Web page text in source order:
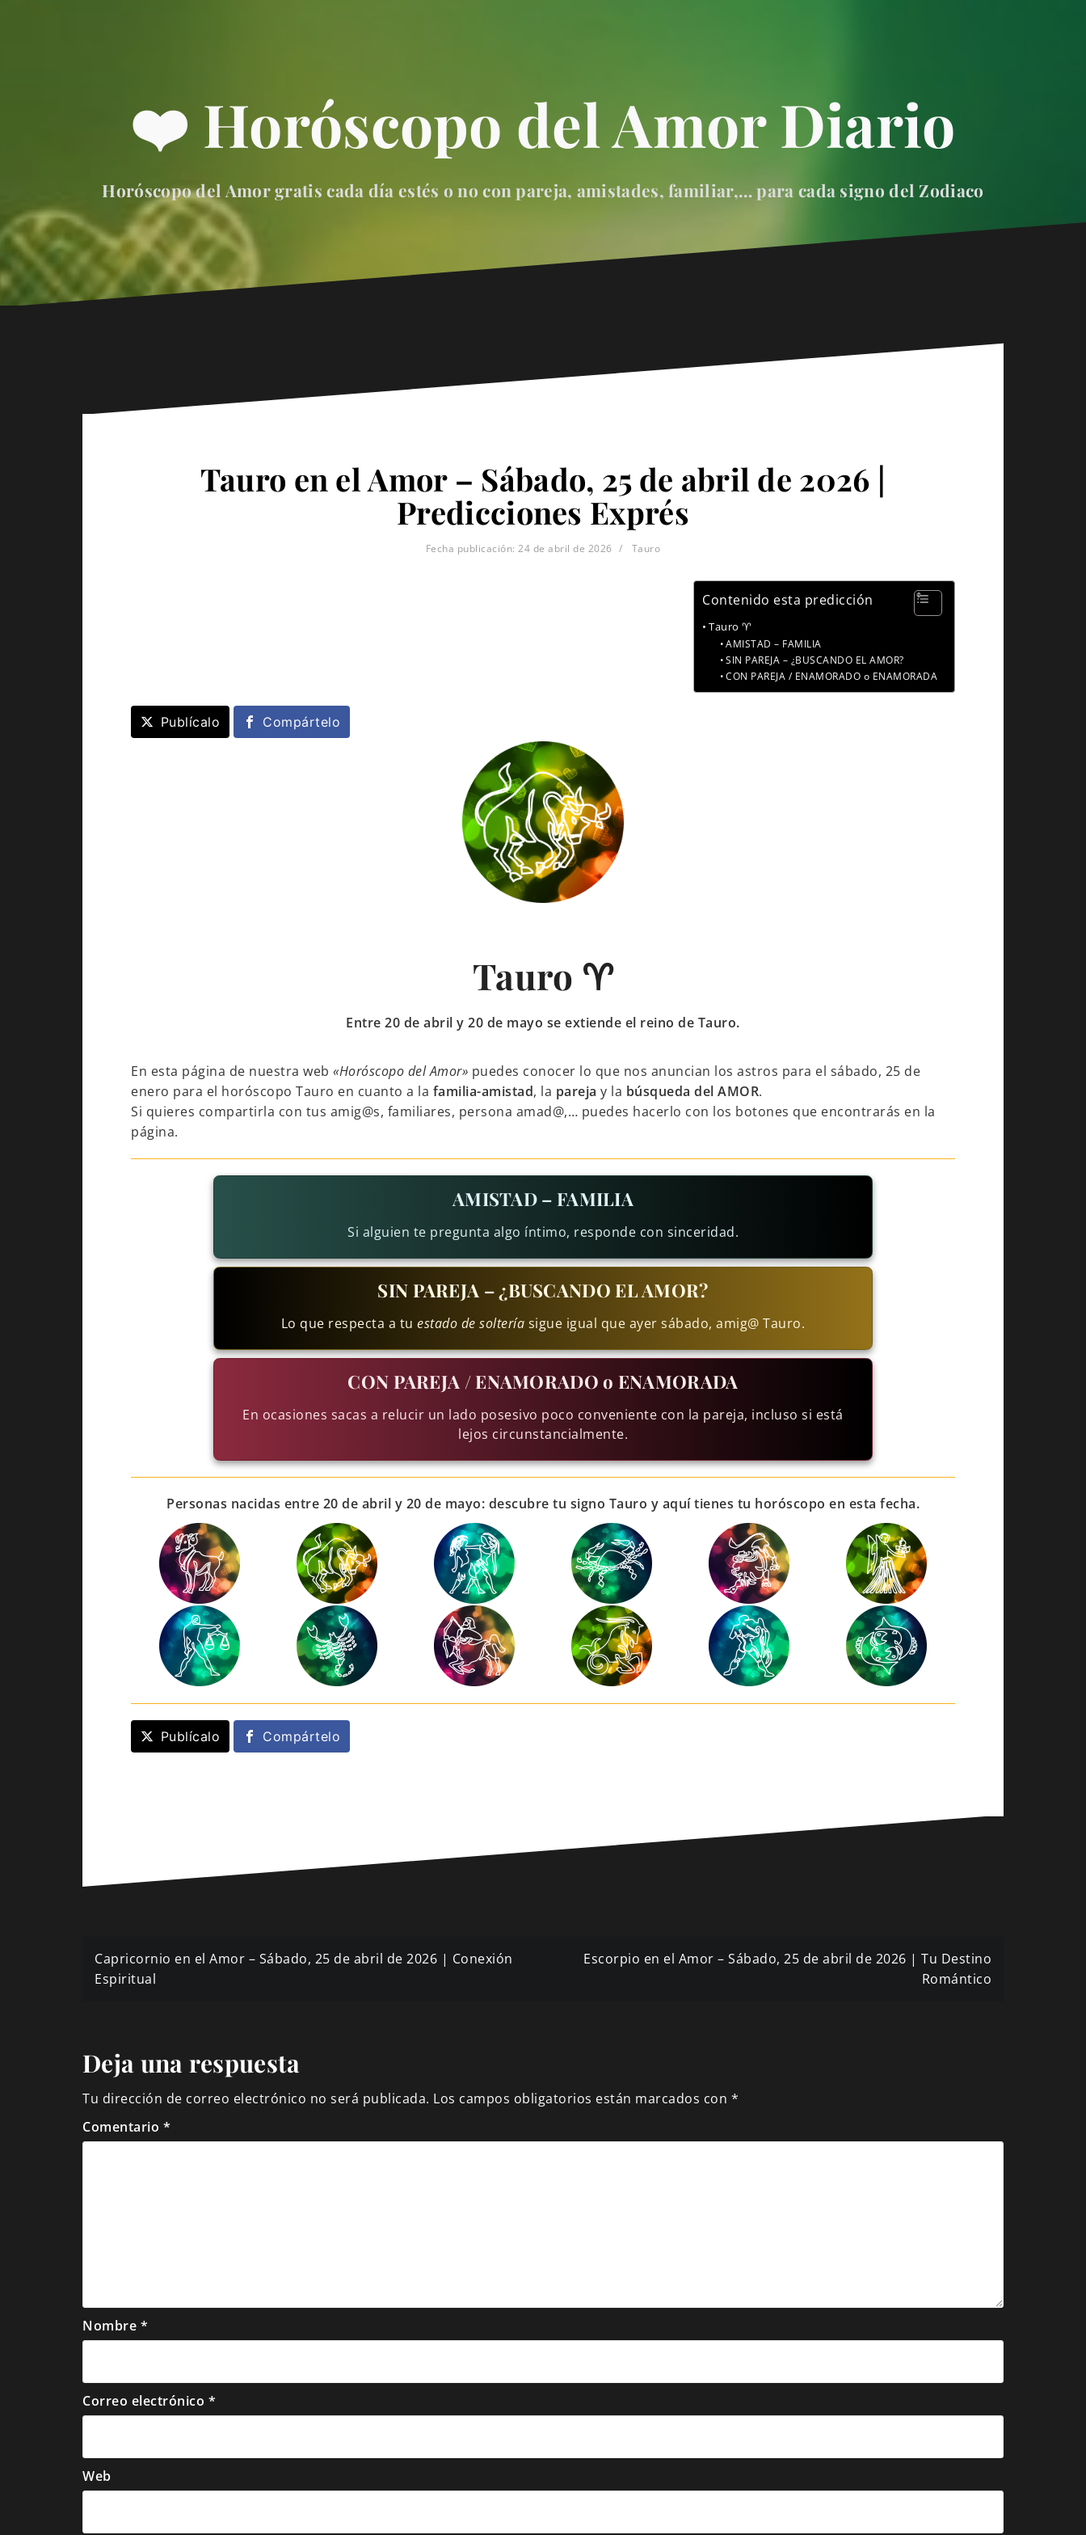
❤️ Horóscopo del Amor Diario
Horóscopo del Amor gratis cada día estés o no con pareja, amistades, familiar,… para cada signo del Zodiaco
Tauro en el Amor – Sábado, 25 de abril de 2026 |
Predicciones Exprés
Fecha publicación:24 de abril de 2026 Tauro
Contenido esta predicción
Tauro ♈
AMISTAD – FAMILIA
SIN PAREJA – ¿BUSCANDO EL AMOR?
CON PAREJA / ENAMORADO o ENAMORADA
Publícalo Compártelo
Tauro ♈
Entre 20 de abril y 20 de mayo se extiende el reino de Tauro.
En esta página de nuestra web «Horóscopo del Amor» puedes conocer lo que nos anuncian los astros para el sábado, 25 de
enero para el horóscopo Tauro en cuanto a la familia-amistad, la pareja y la búsqueda del AMOR.
Si quieres compartirla con tus amig@s, familiares, persona amad@,… puedes hacerlo con los botones que encontrarás en la
página.
AMISTAD – FAMILIA
Si alguien te pregunta algo íntimo, responde con sinceridad.
SIN PAREJA – ¿BUSCANDO EL AMOR?
Lo que respecta a tuestado de soltería sigue igual que ayer sábado, amig@ Tauro.
CON PAREJA / ENAMORADO o ENAMORADA
En ocasiones sacas a relucir un lado posesivo poco conveniente con la pareja, incluso si está
lejos circunstancialmente.
Personas nacidas entre 20 de abril y 20 de mayo: descubre tu signo Tauro y aquí tienes tu horóscopo en esta fecha.
Publícalo Compártelo
Navegación
de
Capricornio en el Amor – Sábado, 25 de abril de 2026 | Conexión
Espiritual
Escorpio en el Amor – Sábado, 25 de abril de 2026 | Tu Destino
Romántico
Deja una respuesta
Tu dirección de correo electrónico no será publicada. Los campos obligatorios están marcados con *
Comentario *
Nombre *
Correo electrónico *
Web